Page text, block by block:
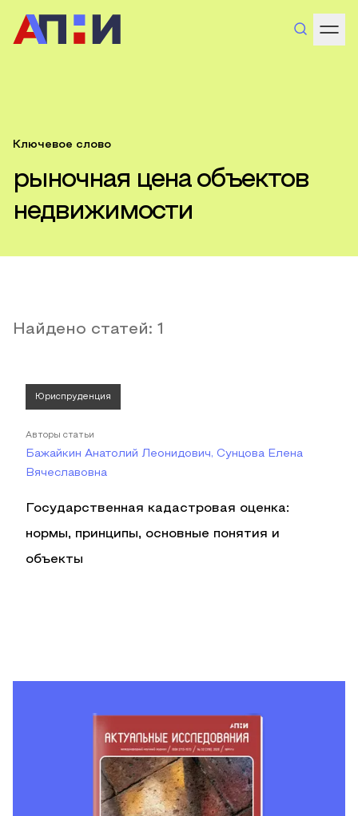
Ключевое слово
рыночная цена объектов
недвижимости
Найдено статей: 1
Юриспруденция
Авторы статьи
Бажайкин Анатолий Леонидович, Сунцова Елена
Вячеславовна
Государственная кадастровая оценка:
нормы, принципы, основные понятия и
объекты